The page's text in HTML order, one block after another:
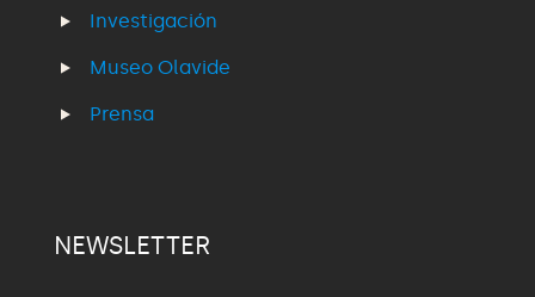
Investigación
Museo Olavide
Prensa
NEWSLETTER